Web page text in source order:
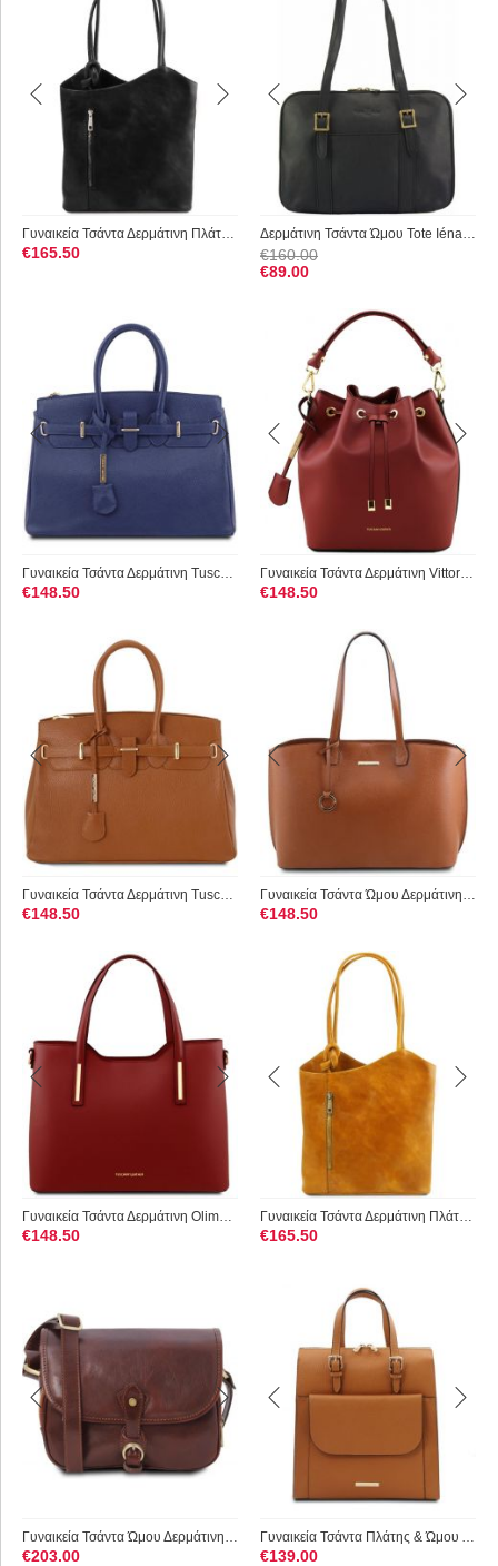
€165.50 €160.00
€89.00
Γυναικεία Τσάντα Δερμάτινη Tuscany Leather TL141529 Μπλε σκούρο
€148.50
Γυναικεία Τσάντα Δερμάτινη Vittoria Κόκκινο Tuscany Leather
€148.50
Γυναικεία Τσάντα Δερμάτινη Tuscany Leather TL141529 Κονιάκ
€148.50
Γυναικεία Τσάντα Ώμου Δερμάτινη Tuscany Leather TL141828 Κονιάκ
€148.50
€148.50 €165.50
Γυναικεία Τσάντα Ώμου Δερμάτινη Alessia Tuscany Leather TL142...
€203.00
Γυναικεία Τσάντα Πλάτης & Ώμου Δερμάτινη Tuscany Leather TL14...
€139.00